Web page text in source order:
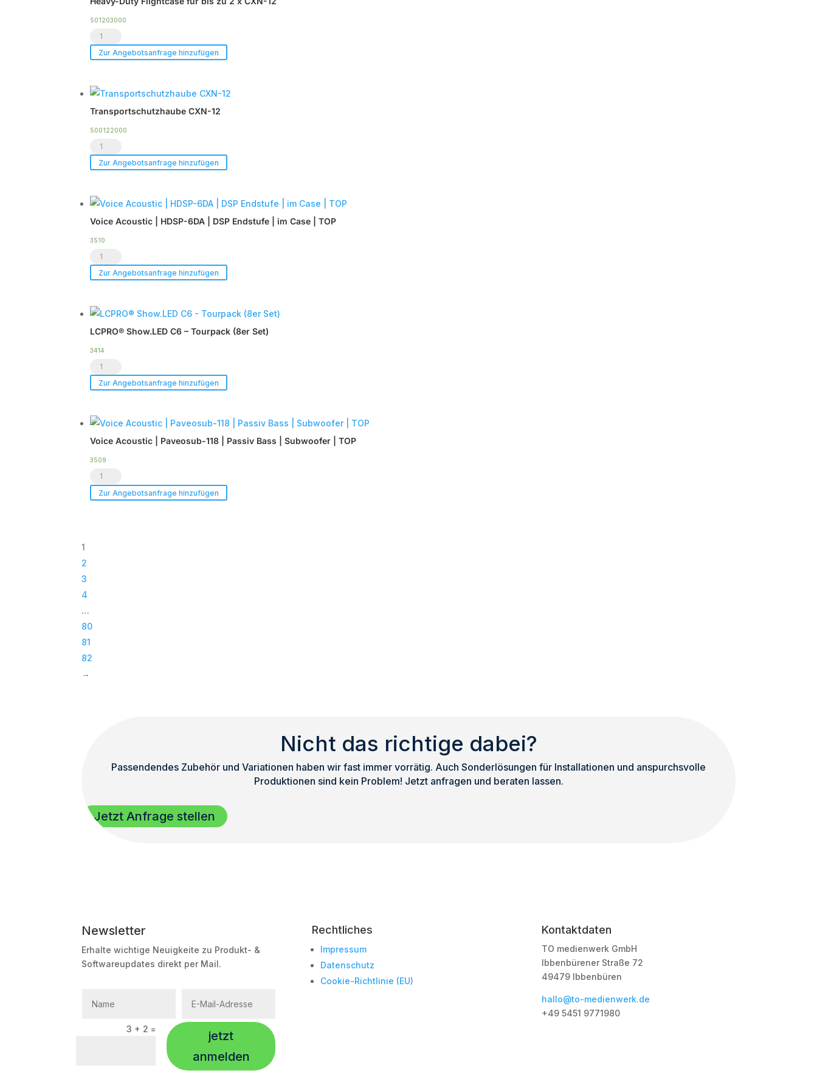
501203000
Heavy-
Duty
bis
zu
2
CXN-
Zur Angebotsanfrage hinzufügen
Transportschutzhaube CXN-12
500122000
Transportschutzhaube
CXN-
Zur Angebotsanfrage hinzufügen
Voice Acoustic | HDSP-6DA | DSP Endstufe | im Case | TOP
3510
Voice
Acoustic
6DA
|
DSP
Endstufe
Case
TOP
Menge
Zur Angebotsanfrage hinzufügen
LCPRO® Show.LED C6 – Tourpack (8er Set)
3414
LCPRO®
Show.LED
Tourpack
(8er
Set)
Menge
Zur Angebotsanfrage hinzufügen
Voice Acoustic | Paveosub-118 | Passiv Bass | Subwoofer | TOP
3509
Voice
Acoustic
|
TOP
Menge
Zur Angebotsanfrage hinzufügen
1
2
3
4
…
80
81
82
→
Nicht das richtige dabei?
Passendendes Zubehör und Variationen haben wir fast immer vorrätig. Auch Sonderlösungen für Installationen und anspurchsvolle
Produktionen sind kein Problem! Jetzt anfragen und beraten lassen.
Jetzt Anfrage stellen
Newsletter
Erhalte wichtige Neuigkeite zu Produkt- &
Softwareupdates direkt per Mail.
3 + 2 =
jetzt
anmelden
Rechtliches
Impressum
Datenschutz
Cookie-Richtlinie (EU)
Kontaktdaten
TO medienwerk GmbH
Ibbenbürener Straße 72
49479 Ibbenbüren
hallo@to-medienwerk.de
+49 5451 9771980